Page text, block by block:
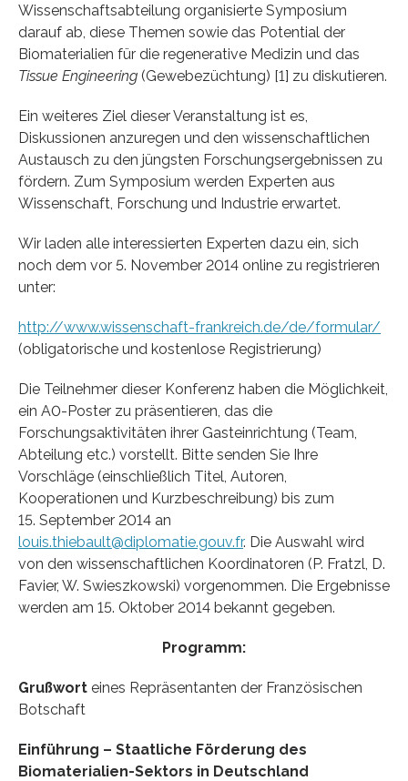
Wissenschaftsabteilung organisierte Symposium
darauf ab, diese Themen sowie das Potential der
Biomaterialien für die regenerative Medizin und das
Tissue Engineering (Gewebezüchtung) [1] zu diskutieren.
Ein weiteres Ziel dieser Veranstaltung ist es,
Diskussionen anzuregen und den wissenschaftlichen
Austausch zu den jüngsten Forschungsergebnissen zu
fördern. Zum Symposium werden Experten aus
Wissenschaft, Forschung und Industrie erwartet.
Wir laden alle interessierten Experten dazu ein, sich
noch dem vor 5. November 2014 online zu registrieren
unter:
http://www.wissenschaft-frankreich.de/de/formular/
(obligatorische und kostenlose Registrierung)
Die Teilnehmer dieser Konferenz haben die Möglichkeit,
ein A0-Poster zu präsentieren, das die
Forschungsaktivitäten ihrer Gasteinrichtung (Team,
Abteilung etc.) vorstellt. Bitte senden Sie Ihre
Vorschläge (einschließlich Titel, Autoren,
Kooperationen und Kurzbeschreibung) bis zum
15. September 2014 an
louis.thiebault@diplomatie.gouv.fr. Die Auswahl wird
von den wissenschaftlichen Koordinatoren (P. Fratzl, D.
Favier, W. Swieszkowski) vorgenommen. Die Ergebnisse
werden am 15. Oktober 2014 bekannt gegeben.
Programm:
Grußwort eines Repräsentanten der Französischen
Botschaft
Einführung – Staatliche Förderung des
Biomaterialien-Sektors in Deutschland